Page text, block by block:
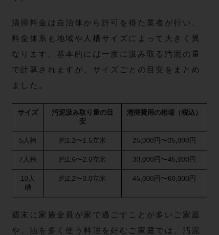
清掃料金は自治体から許可を得た業者が行い、
料金体系も地域や人槽サイズによって大きく異
なります。基本的には一度に汲み取る汚泥の量
で計算されますが、サイズごとの目安をまとめ
ました。
サイズ
汚泥汲み取り量の目
安
清掃費用の相場（税込）
5人槽 約1.2〜1.5立米 25,000円〜35,000円
7人槽 約1.6〜2.0立米 30,000円〜45,000円
10人
槽
約2.2〜3.0立米 45,000円〜60,000円
週末に家族全員が家で過ごすことが多いご家庭
や、油を多く使う料理を好むご家庭では、汚泥